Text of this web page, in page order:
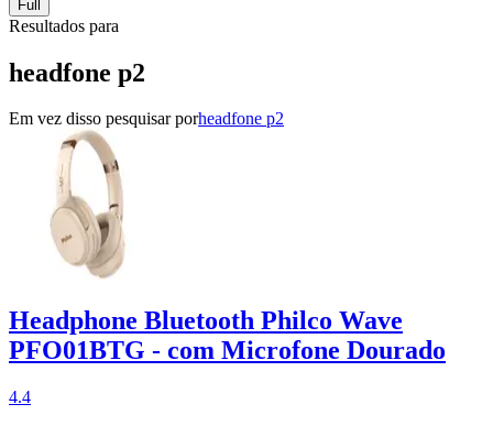
Full
Resultados para
headfone p2
Em vez disso pesquisar porheadfone p2
Headphone Bluetooth Philco Wave
PFO01BTG - com Microfone Dourado
4.4